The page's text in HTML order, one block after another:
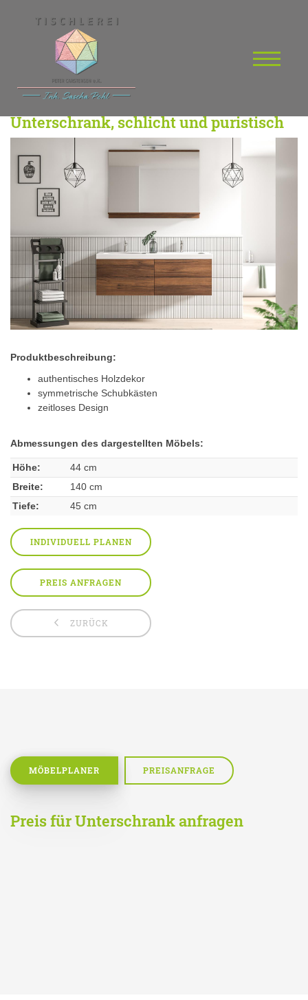
Unterschrank, schlicht und puristisch
Produktbeschreibung:
authentisches Holzdekor
symmetrische Schubkästen
zeitloses Design
Abmessungen des dargestellten Möbels:
Höhe:
44 cm
Breite:
140 cm
Tiefe:
45 cm
INDIVIDUELL PLANEN
PREIS ANFRAGEN
ZURÜCK
MÖBELPLANER PREISANFRAGE
Preis für Unterschrank anfragen